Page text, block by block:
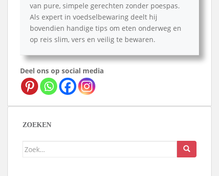
van pure, simpele gerechten zonder poespas.
Als expert in voedselbewaring deelt hij
bovendien handige tips om eten onderweg en
op reis slim, vers en veilig te bewaren.
Deel ons op social media
ZOEKEN
Zoek